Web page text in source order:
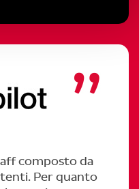
composto da
Per quanto